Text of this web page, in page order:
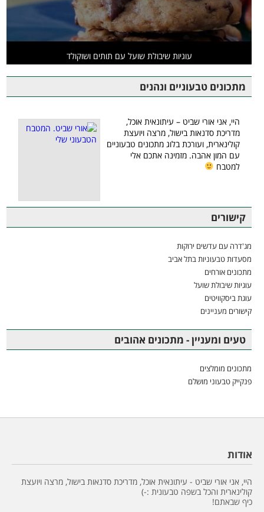
עוגיות שיבולת שועל עם תותים ושוקולד
מתכונים טבעוניים ונהנים
היי, אני אורי שביט – עיתונאית אוכל,
מדריכת סדנאות בישול, מרצה ויועצת
קולינארית, ועורכת בלוג מתכונים טבעוניים
עם המון אהבה. מזמינה אתכם אלי
למטבח
קישורים
מג'דרה עם עדשים ירוקות
מסעדות טבעוניות בתל אביב
מתכונים אורחים
עוגיות שיבולת שועל
עוגת ביסקוויטים
קישורים מעניינים
טעים ומעניין - מתכונים אהובים
מתכונים מומלצים
פנקייק טבעוני מושלם
אודות
היי, אני אורי שביט - עיתונאית אוכל, מדריכת סדנאות בישול, מרצה ויועצת
קולינארית והכל בשפה טבעונית :-)
כיף שבאתם!